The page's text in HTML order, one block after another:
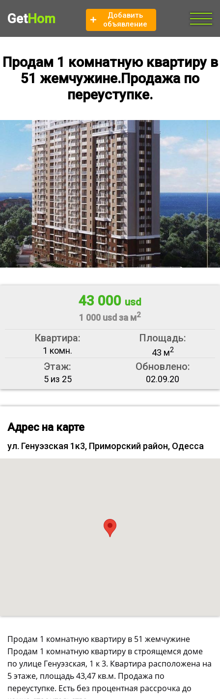
GetHom
Добавить
объявление
Продам 1 комнатную квартиру в
51 жемчужине.Продажа по
переуступке.
43 000 usd
1 000 usd за м2
Квартира:
1 комн.
Площадь:
43 м2
Этаж:
5 из 25
Обновлено:
02.09.20
Адрес на карте
ул. Генуэзская 1к3, Приморский район, Одесса
Продам 1 комнатную квартиру в 51 жемчужине
Продам 1 комнатную квартиру в строящемся доме
по улице Генуэзская, 1 к 3. Квартира расположена на
5 этаже, площадь 43,47 кв.м. Продажа по
переуступке. Есть без процентная рассрочка до